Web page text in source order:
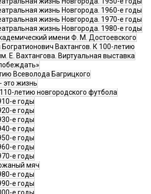
жизнь Новгорода. 1960-е годы
жизнь Новгорода. 1970-е годы
жизнь Новгорода. 1980-е годы
имени Ф. М. Достоевского
Богратионович Вахтангов. К 100-летию
Е. Вахтангова. Виртуальная выставка
Всеволода Багрицкого
это жизнь
летию новгородского футбола
е годы
е годы
е годы
е годы
е годы
е годы
е годы
мяч
е годы
е годы